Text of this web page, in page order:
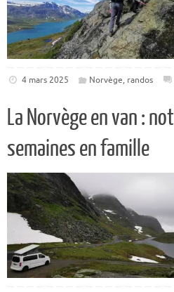
4 mars 2025 Norvège, randos
La Norvège en van :
semaines en famille